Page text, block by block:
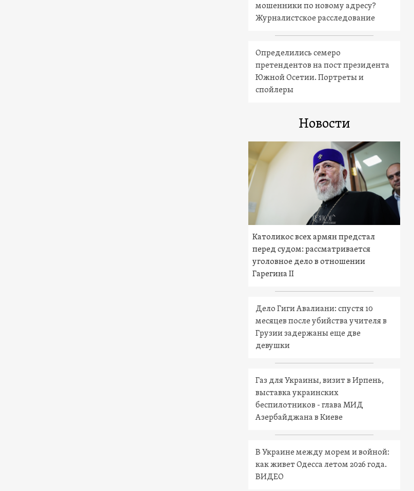
мошенники по новому адресу?
Журналистское расследование
Определились семеро
претендентов на пост президента
Южной Осетии. Портреты и
спойлеры
Новости
Католикос всех армян предстал
перед судом: рассматривается
уголовное дело в отношении
Гарегина II
Дело Гиги Авалиани: спустя 10
месяцев после убийства учителя в
Грузии задержаны еще две
девушки
Газ для Украины, визит в Ирпень,
выставка украинских
беспилотников - глава МИД
Азербайджана в Киеве
В Украине между морем и войной:
как живет Одесса летом 2026 года.
ВИДЕО